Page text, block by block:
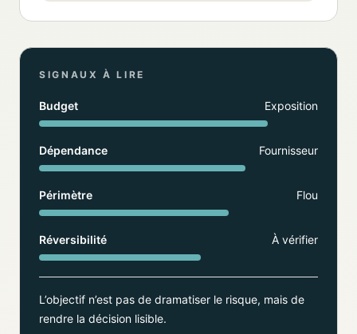
SIGNAUX À LIRE
Budget Exposition
Dépendance Fournisseur
Périmètre Flou
Réversibilité À vérifier
L’objectif n’est pas de dramatiser le risque, mais de
rendre la décision lisible.